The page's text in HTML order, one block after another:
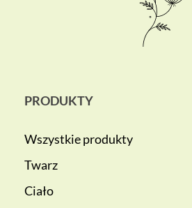
PRODUKTY
Wszystkie produkty
Twarz
Ciało